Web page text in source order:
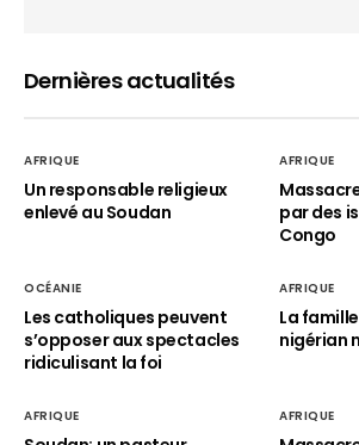
Dernières actualités
AFRIQUE
Un responsable religieux
enlevé au Soudan
AFRIQUE
par des
Congo
OCÉANIE
Les catholiques peuvent
s’opposer aux spectacles
ridiculisant la foi
AFRIQUE
La
nigérian
AFRIQUE AFRIQUE